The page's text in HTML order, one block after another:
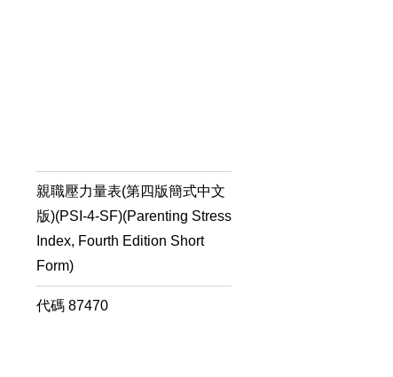
親職壓力量表(第四版簡式中文
版)(PSI-4-SF)(Parenting Stress
Index, Fourth Edition Short
Form)
代碼 87470